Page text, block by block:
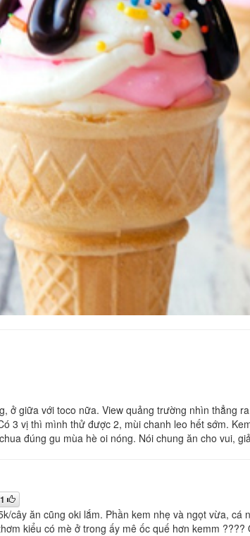
ở giữa với toco nữa. View quảng trường nhìn thẳng
3 vị thì mình thử được 2, mùi chanh leo hết sớm.
đúng gu mùa hè oi nóng. Nói chung ăn cho vui,
1
cây ăn cũng oki lắm. Phần kem nhẹ và ngọt vừa,
kiểu có mè ở trong ấy mê ốc quế hơn kemm